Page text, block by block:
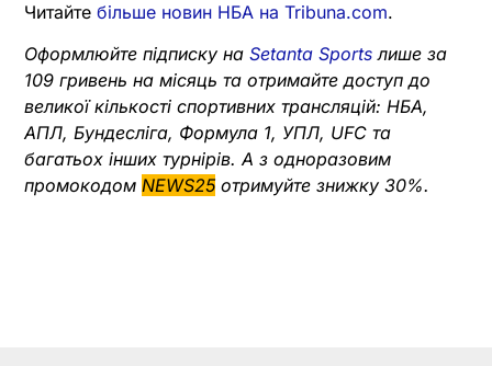
Читайте більше новин НБА на Tribuna.com.
Оформлюйте підписку на Setanta Sports лише за
109 гривень на місяць та отримайте доступ до
великої кількості спортивних трансляцій: НБА,
АПЛ, Бундесліга, Формула 1, УПЛ, UFC та
багатьох інших турнірів. А з одноразовим
промокодом NEWS25отримуйте знижку 30%.